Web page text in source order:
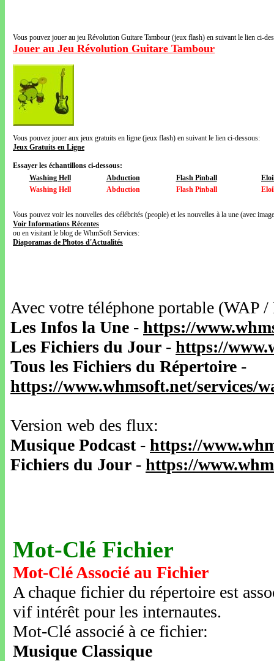
Vous pouvez jouer au jeu Révolution Guitare Tambour (jeux flash) en suivant le lien ci-
Jouer au Jeu Révolution Guitare Tambour
Vous pouvez jouer aux jeux gratuits en ligne (jeux flash) en suivant le lien ci-dessous:
Jeux Gratuits en Ligne
Essayer les échantillons ci-dessous:
Washing Hell
Abduction Flash Pinball
Washing Hell
Abduction Flash Pinball
Vous pouvez voir les nouvelles des célébrités (people) et les nouvelles à la une (avec
Voir Informations Récentes
ou en visitant le blog de WhmSoft Services:
Diaporamas de Photos d'Actualités
Avec votre téléphone portable
Les Infos la Une - https://
Les Fichiers du Jour - https://
Tous les Fichiers du Répertoire -
https://www.whmsoft.net/services/
Version web des flux:
Musique Podcast- https://
Fichiers du Jour - https://
Mot-Clé Fichier
Mot-Clé Associé au Fichier
A chaque fichier du répertoire est
vif intérêt pour les internautes.
Mot-Clé associé à ce fichier:
Musique Classique